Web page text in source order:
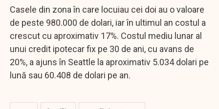
Casele din zona în care locuiau cei doi au o valoare
de peste 980.000 de dolari, iar în ultimul an costul a
crescut cu aproximativ 17%. Costul mediu lunar al
unui credit ipotecar fix pe 30 de ani, cu avans de
20%, a ajuns în Seattle la aproximativ 5.034 dolari pe
lună sau 60.408 de dolari pe an.